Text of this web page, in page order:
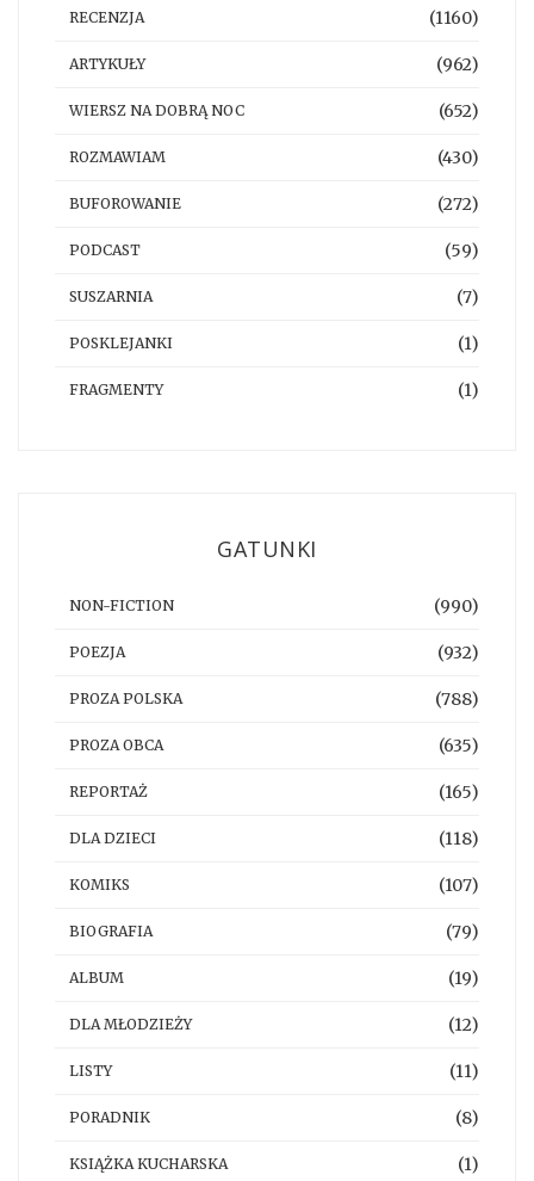
RECENZJA (1160)
ARTYKUŁY (962)
WIERSZ NA DOBRĄ NOC (652)
ROZMAWIAM (430)
BUFOROWANIE (272)
PODCAST (59)
SUSZARNIA (7)
POSKLEJANKI (1)
FRAGMENTY (1)
GATUNKI
NON-FICTION (990)
POEZJA (932)
PROZA POLSKA (788)
PROZA OBCA (635)
REPORTAŻ (165)
DLA DZIECI (118)
KOMIKS (107)
BIOGRAFIA (79)
ALBUM (19)
DLA MŁODZIEŻY (12)
LISTY (11)
PORADNIK (8)
KSIĄŻKA KUCHARSKA (1)